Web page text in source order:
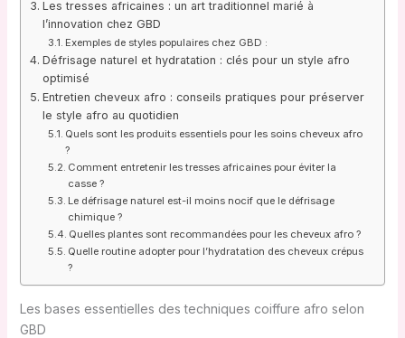
Les tresses africaines : un art traditionnel marié à
l’innovation chez GBD
Exemples de styles populaires chez GBD :
Défrisage naturel et hydratation : clés pour un style afro
optimisé
Entretien cheveux afro : conseils pratiques pour préserver
le style afro au quotidien
Quels sont les produits essentiels pour les soins cheveux afro
?
Comment entretenir les tresses africaines pour éviter la
casse ?
Le défrisage naturel est-il moins nocif que le défrisage
chimique ?
Quelles plantes sont recommandées pour les cheveux afro ?
Quelle routine adopter pour l’hydratation des cheveux crépus
?
Les bases essentielles des techniques coiffure afro selon
GBD